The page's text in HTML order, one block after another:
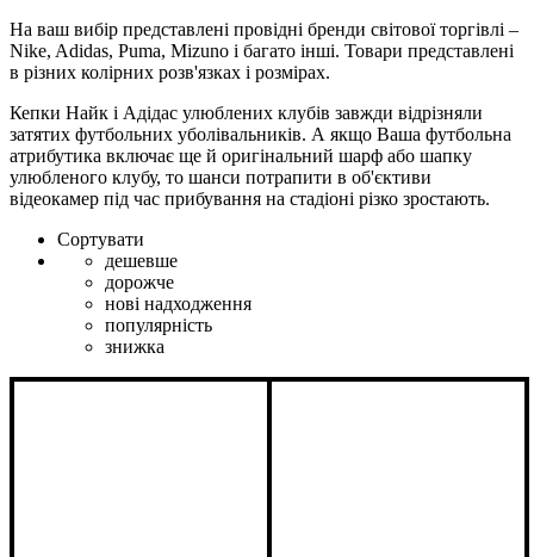
На ваш вибір представлені провідні бренди світової торгівлі –
Nike, Adidas, Puma, Mizuno і багато інші. Товари представлені
в різних колірних розв'язках і розмірах.
Кепки Найк і Адідас улюблених клубів завжди відрізняли
затятих футбольних уболівальників. А якщо Ваша футбольна
атрибутика включає ще й оригінальний шарф або шапку
улюбленого клубу, то шанси потрапити в об'єктиви
відеокамер під час прибування на стадіоні різко зростають.
Сортувати
дешевше
дорожче
нові надходження
популярність
знижка